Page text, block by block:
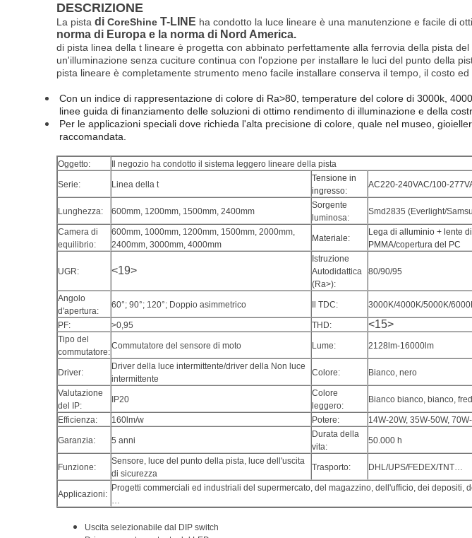
DESCRIZIONE
La pista di CoreShine T-LINE ha condotto la luce lineare è una manutenzione e facile di
norma di Europa e la norma di Nord America.
di pista linea della t lineare è progetta con abbinato perfettamente alla ferrovia della pista
un'illuminazione senza cuciture continua con l'opzione per installare le luci del punto della
pista lineare è completamente strumento meno facile installare conserva il tempo, il costo ed
Con un indice di rappresentazione di colore di Ra>80, temperature del colore di 3000k,
linee guida di finanziamento delle soluzioni di ottimo rendimento di illuminazione e della
Per le applicazioni speciali dove richieda l'alta precisione di colore, quale nel museo,
raccomandata.
Oggetto: Il negozio ha condotto il sistema leggero lineare della pista
Serie: Linea della t
Tensione in
ingresso:
AC220-240VAC/100-
Lunghezza: 600mm, 1200mm, 1500mm, 2400mm
Sorgente
luminosa:
Smd2835 (Everlight/
Camera di
equilibrio:
600mm, 1000mm, 1200mm, 1500mm, 2000mm,
2400mm, 3000mm, 4000mm
Materiale:
Lega di alluminio + lente di
PMMA/copertura del PC
UGR: <19>
Istruzione
Autodidattica
(Ra>):
80/90/95
Angolo
d'apertura:
60°; 90°; 120°; Doppio asimmetrico Il TDC: 3000K/4000K/5000K/
PF: >0,95 THD: <15>
Tipo del
commutatore:
Commutatore del sensore di moto Lume: 2128lm-16000lm
Driver:
Driver della luce intermittente/driver della Non luce
intermittente
Colore: Bianco, nero
Valutazione
del IP:
IP20
Colore
leggero:
Bianco bianco, bianco,
Efficienza: 160lm/w Potere: 14W-20W, 35W-50W,
Garanzia: 5 anni
Durata della
vita:
50.000 h
Funzione:
Sensore, luce del punto della pista, luce dell'uscita
di sicurezza
Trasporto: DHL/UPS/FEDEX/TNT…
Applicazioni:
Progetti commerciali ed industriali del supermercato, del magazzino, dell'ufficio, dei depositi,
…
Uscita selezionabile dal DIP switch